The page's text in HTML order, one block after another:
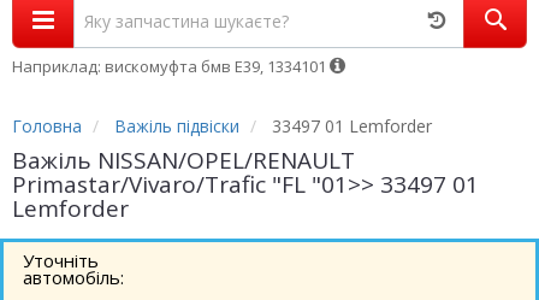
Наприклад: вискомуфта бмв Е39, 1334101
Головна Важіль підвіски 33497 01 Lemforder
Важіль NISSAN/OPEL/RENAULT
Primastar/Vivaro/Trafic "FL "01>> 33497 01
Lemforder
Уточніть
автомобіль: